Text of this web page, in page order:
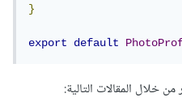
}
export default
خلال المقالات التالية: